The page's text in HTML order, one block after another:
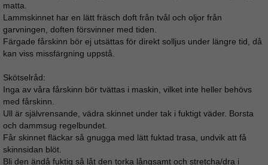
matta.
Lammskinnet har en lätt fräsch doft från tvål och oljor från
garvningen, doften försvinner med tiden.
Färgade fårskinn bör ej utsättas för direkt solljus under längre tid, då
kan viss missfärgning uppstå.
Skötselråd:
Inga av våra fårskinn bör tvättas i maskin, vilket inte heller behövs
med fårskinn.
Ull är självrensande, vädra skinnet under tak i fuktigt väder. Borsta
och dammsug regelbundet.
Får skinnet fläckar så gnugga med lätt fuktad trasa, undvik att få
skinnsidan blöt.
Bli den ändå fuktig så låt den torka långsamt och stretcha/dra i